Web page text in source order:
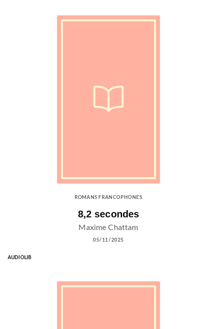
ROMANS FRANCOPHONES
8,2 secondes
Maxime Chattam
05/11/2025
AUDIOLIB